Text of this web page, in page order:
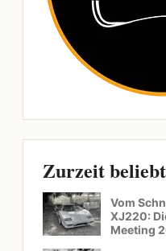
Zurzeit
Vom
XJ220:
Meeting